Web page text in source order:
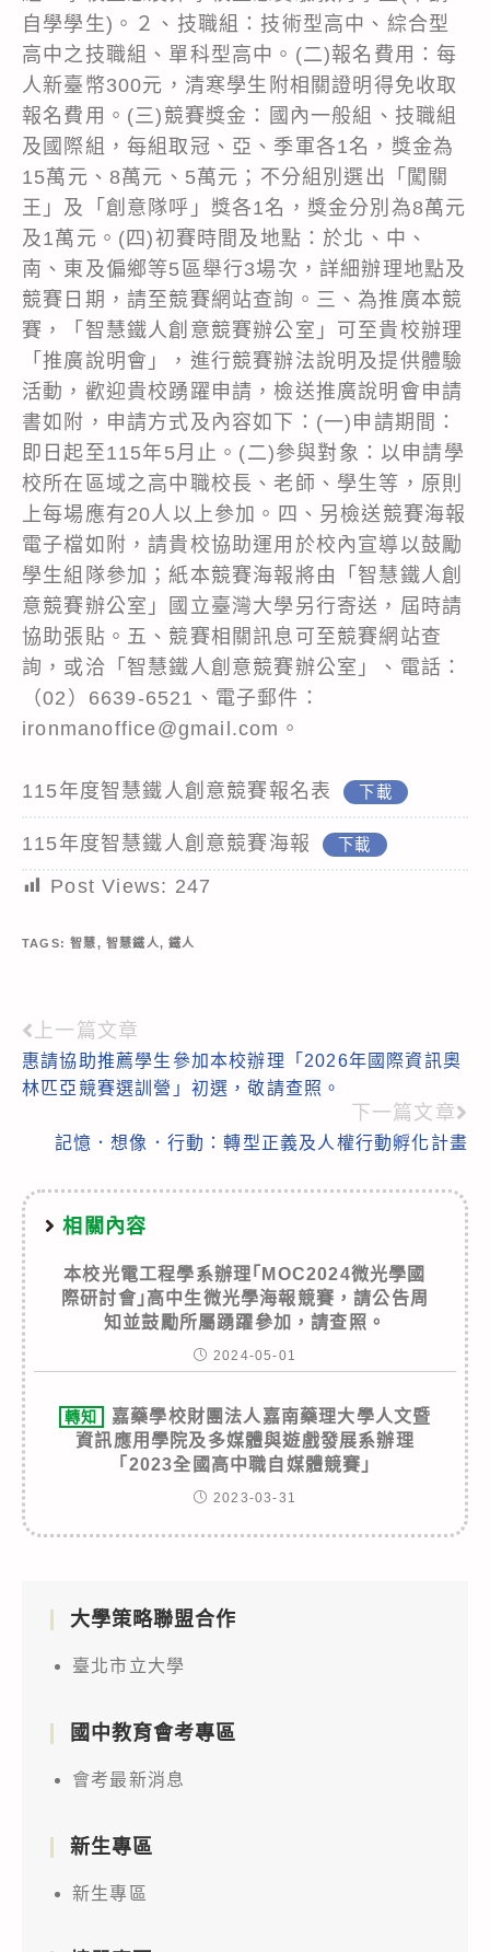
自學學生)。２、技職組：技術型高中、綜合型
高中之技職組、單科型高中。(二)報名費用：每
人新臺幣300元，清寒學生附相關證明得免收取
報名費用。(三)競賽獎金：國內一般組、技職組
及國際組，每組取冠、亞、季軍各1名，獎金為
15萬元、8萬元、5萬元；不分組別選出「闖關
王」及「創意隊呼」獎各1名，獎金分別為8萬元
及1萬元。(四)初賽時間及地點：於北、中、
南、東及偏鄉等5區舉行3場次，詳細辦理地點及
競賽日期，請至競賽網站查詢。三、為推廣本競
賽，「智慧鐵人創意競賽辦公室」可至貴校辦理
「推廣說明會」，進行競賽辦法說明及提供體驗
活動，歡迎貴校踴躍申請，檢送推廣說明會申請
書如附，申請方式及內容如下：(一)申請期間：
即日起至115年5月止。(二)參與對象：以申請學
校所在區域之高中職校長、老師、學生等，原則
上每場應有20人以上參加。四、另檢送競賽海報
電子檔如附，請貴校協助運用於校內宣導以鼓勵
學生組隊參加；紙本競賽海報將由「智慧鐵人創
意競賽辦公室」國立臺灣大學另行寄送，屆時請
協助張貼。五、競賽相關訊息可至競賽網站查
詢，或洽「智慧鐵人創意競賽辦公室」、電話：
（02）6639-6521、電子郵件：
ironmanoffice@gmail.com。
115年度智慧鐵人創意競賽報名表 下載
115年度智慧鐵人創意競賽海報 下載
Post Views: 247
TAGS:智慧, 智慧鐵人, 鐵人
Read
more
上一篇文章
惠請協助推薦學生參加本校辦理「2026年國際資訊奧
林匹亞競賽選訓營」初選，敬請查照。
下一篇文章
記憶．想像．行動：轉型正義及人權行動孵化計畫
相關內容
本校光電工程學系辦理｢MOC2024微光學國
際研討會｣高中生微光學海報競賽，請公告周
知並鼓勵所屬踴躍參加，請查照。
2024-05-01
轉知
嘉藥學校財團法人嘉南藥理大學人文暨
資訊應用學院及多媒體與遊戲發展系辦理
「2023全國高中職自媒體競賽」
2023-03-31
大學策略聯盟合作
臺北市立大學
國中教育會考專區
會考最新消息
新生專區
新生專區